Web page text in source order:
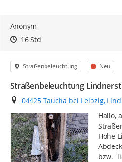
Anonym
Zeitpunkt des Erstellens
Zeitpunkt des Erstellens
16 StdZur Äußerung
Kategorie
Straßenbeleuchtung Status
Neu
Straßenbeleuchtung
Ort
04425 Taucha bei Leipzig,
Hallo,
Höhe
bzw.